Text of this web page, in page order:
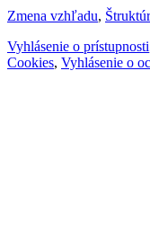
Zmena vzhľadu,
Vyhlásenie o prístupnosti
Cookies, Vyhlásenie o